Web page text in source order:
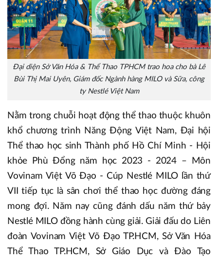
Đại diện Sở Văn Hóa & Thể Thao TPHCM trao hoa cho bà Lê
Bùi Thị Mai Uyên, Giám đốc Ngành hàng MILO và Sữa, công
ty Nestlé Việt Nam
Nằm trong chuỗi hoạt động thể thao thuộc khuôn
khổ chương trình Năng Động Việt Nam, Đại hội
Thể thao học sinh Thành phố Hồ Chí Minh - Hội
khỏe Phù Đổng năm học 2023 - 2024 – Môn
Vovinam Việt Võ Đạo - Cúp Nestlé MILO lần thứ
VII tiếp tục là sân chơi thể thao học đường đáng
mong đợi. Năm nay cũng đánh dấu năm thứ bảy
Nestlé MILO đồng hành cùng giải. Giải đấu do Liên
đoàn Vovinam Việt Võ Đạo TP.HCM, Sở Văn Hóa
Thể Thao TP.HCM, Sở Giáo Dục và Đào Tạo